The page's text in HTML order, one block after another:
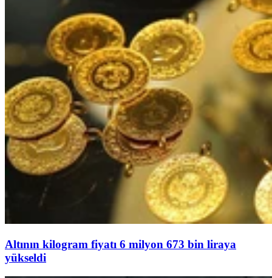
Altının kilogram fiyatı 6 milyon 673 bin liraya
yükseldi